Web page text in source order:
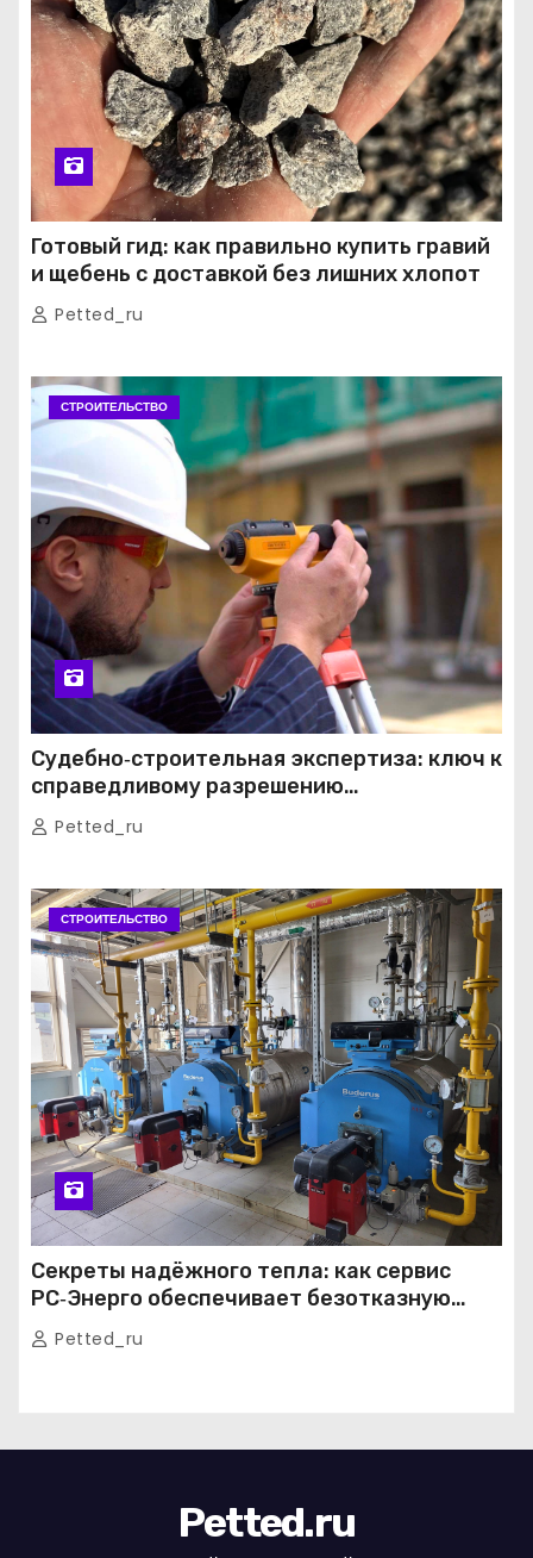
Готовый гид: как правильно купить гравий
и щебень с доставкой без лишних хлопот
Petted_ru
СТРОИТЕЛЬСТВО
Судебно‑строительная экспертиза: ключ к
справедливому разрешению
строительных споров
Petted_ru
СТРОИТЕЛЬСТВО
Секреты надёжного тепла: как сервис
РС‑Энерго обеспечивает безотказную
работу котельных в Москве и Подмосковье
Petted_ru
Petted.ru